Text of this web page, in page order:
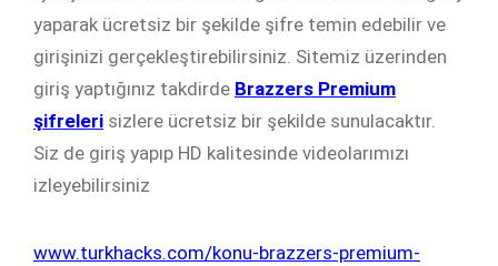
yaparak ücretsiz bir şekilde şifre temin edebilir ve
girişinizi gerçekleştirebilirsiniz. Sitemiz üzerinden
giriş yaptığınız takdirde Brazzers Premium
şifreleri sizlere ücretsiz bir şekilde sunulacaktır.
Siz de giriş yapıp HD kalitesinde videolarımızı
izleyebilirsiniz
www.turkhacks.com/konu-brazzers-premium-